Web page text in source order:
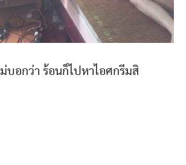
บอกว่า ร้อนก็ไปหาไอศกรีมสิ